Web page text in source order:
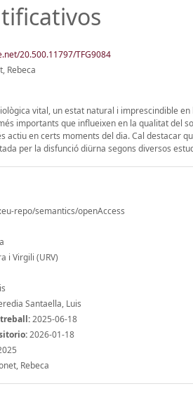
20.500.11797/TFG9084
Rebeca
vital, un estat natural i imprescindible
importants que influeixen en la qualitat del
actiu en certs moments del dia. Cal destacar
per la disfunció diürna segons diversos
repo/semantics/openAccess
i Virgili (URV)
Santaella, Luis
2025-06-18
2026-01-18
Rebeca